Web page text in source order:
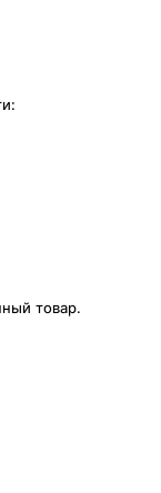
:
товар.